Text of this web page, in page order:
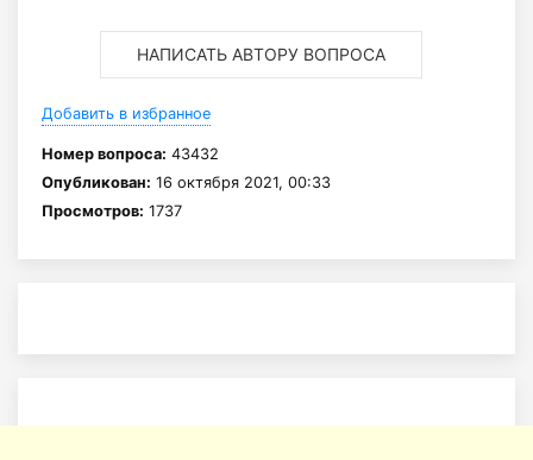
НАПИСАТЬ АВТОРУ ВОПРОСА
Добавить в избранное
Номер вопроса: 43432
Опубликован: 16 октября 2021, 00:33
Просмотров: 1737